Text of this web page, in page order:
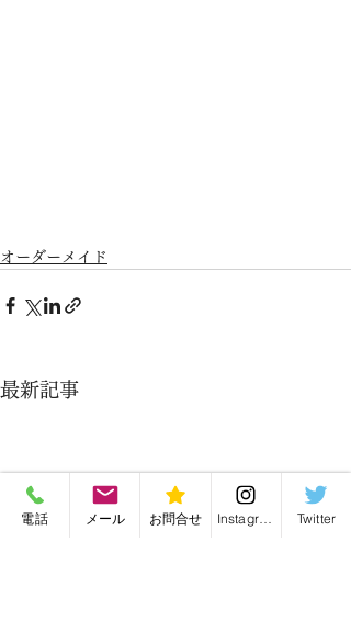
オーダーメイド
最新記事
電話 メール お問合せ Twitter